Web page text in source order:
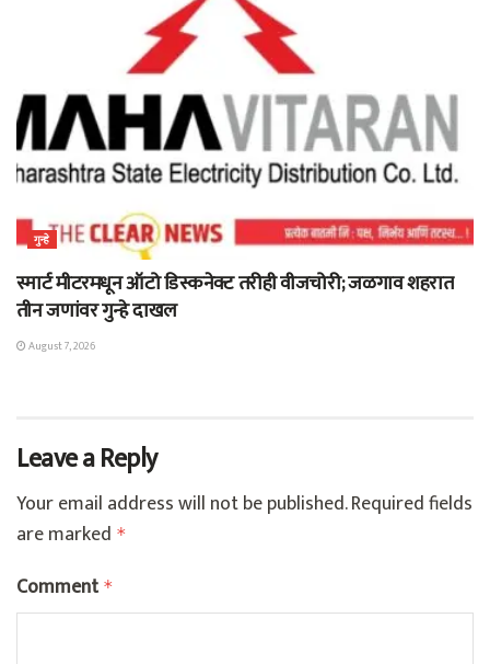
गुन्हे
स्मार्ट मीटरमधून ऑटो डिस्कनेक्ट तरीही वीजचोरी; जळगाव शहरात
तीन जणांवर गुन्हे दाखल
August 7, 2026
Leave a Reply
Your email address will not be published.Required fields
are marked *
Comment *